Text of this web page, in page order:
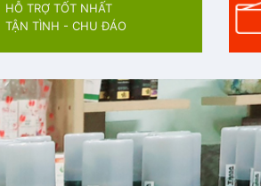
HỖ TRỢ TỐT NHẤT
TẬN TÌNH - CHU ĐÁO